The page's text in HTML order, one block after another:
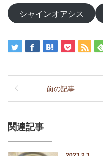
シャインオアシス
前の記事
関連記事